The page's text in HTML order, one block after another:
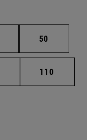
Páginas intermedias
Página
50
Páginas intermedias
Página
110